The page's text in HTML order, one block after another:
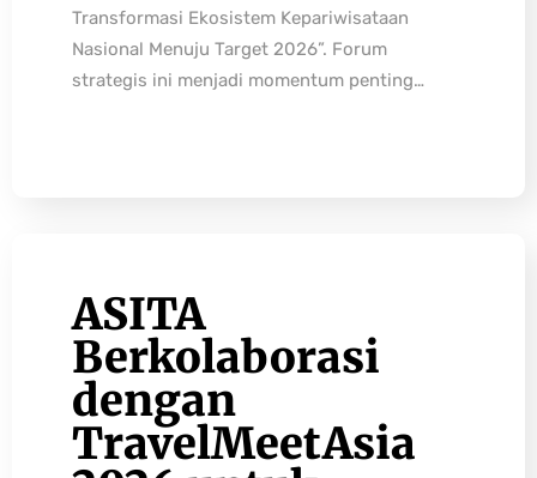
Transformasi Ekosistem Kepariwisataan
Nasional Menuju Target 2026”. Forum
strategis ini menjadi momentum penting…
ASITA
Berkolaborasi
dengan
TravelMeetAsia